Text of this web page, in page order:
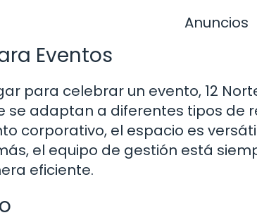
Anuncios
Eventos
para celebrar un evento, 12
se adaptan a diferentes tipos de
corporativo, el espacio es
el equipo de gestión está
eficiente.